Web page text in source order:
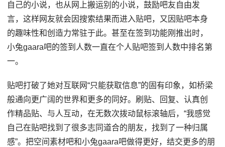
自己的小说，也从网上搬运别的小说，鼓励吧友自由发
言，这样网友就会因搜索结果而进入贴吧，又因贴吧本身
的趣味性和创造力常驻于此。甚至在签到功能刚推出时，
小兔gaara吧的签到人数一直在个人贴吧签到人数中排名第
一。
贴吧打破了她对互联网“只能获取信息”的固有印象，如桥梁
般通向更广阔的世界和更多的同好。刷贴、回复、认真创
作精品贴、与人互动，在无数次拨动鼠标滚轴后，“我感觉
自己在贴吧找到了很多志同道合的朋友，找到了一种归属
感”。把空间素材吧和小兔gaara吧做得更好，结交更多的朋